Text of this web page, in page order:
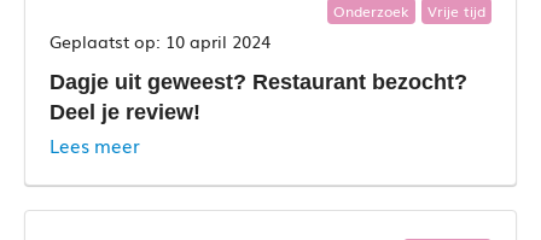
Onderzoek Vrije tijd
10 april 2024
Dagje uit geweest? Restaurant bezocht?
Deel je review!
Lees meer